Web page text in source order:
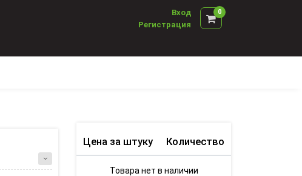
Вход
Регистрация
0
Цена за штуку Количество
Товара нет в наличии